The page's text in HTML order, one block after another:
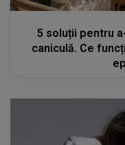
5 soluții pentru
caniculă. Ce